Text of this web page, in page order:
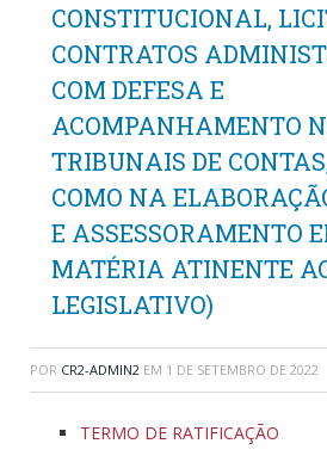
CONSTITUCIONAL,
CONTRATOS
COM DEFESA E
ACOMPANHAMENTO
TRIBUNAIS DE
COMO NA
E ASSESSORAMENTO
MATÉRIA ATINENTE
LEGISLATIVO)
POR CR2-ADMIN2 EM 1 DE SETEMBRO DE 2022
TERMO DE RATIFICAÇÃO